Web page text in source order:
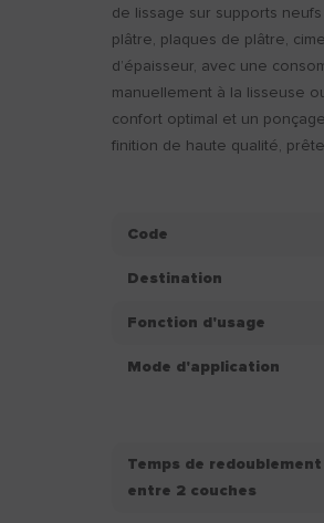
de lissage sur supports
plâtre, plaques de plâtre,
d’épaisseur, avec une
manuellement à la lisseuse
confort optimal et un
finition de haute qualité,
Code
Destination
Fonction d'usage
Mode d'application
Temps de redoublement
entre 2 couches